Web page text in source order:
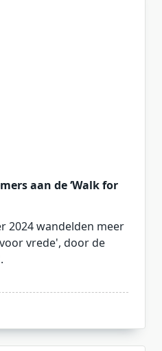
aan de ‘Walk for
2024 wandelden meer
vrede', door de